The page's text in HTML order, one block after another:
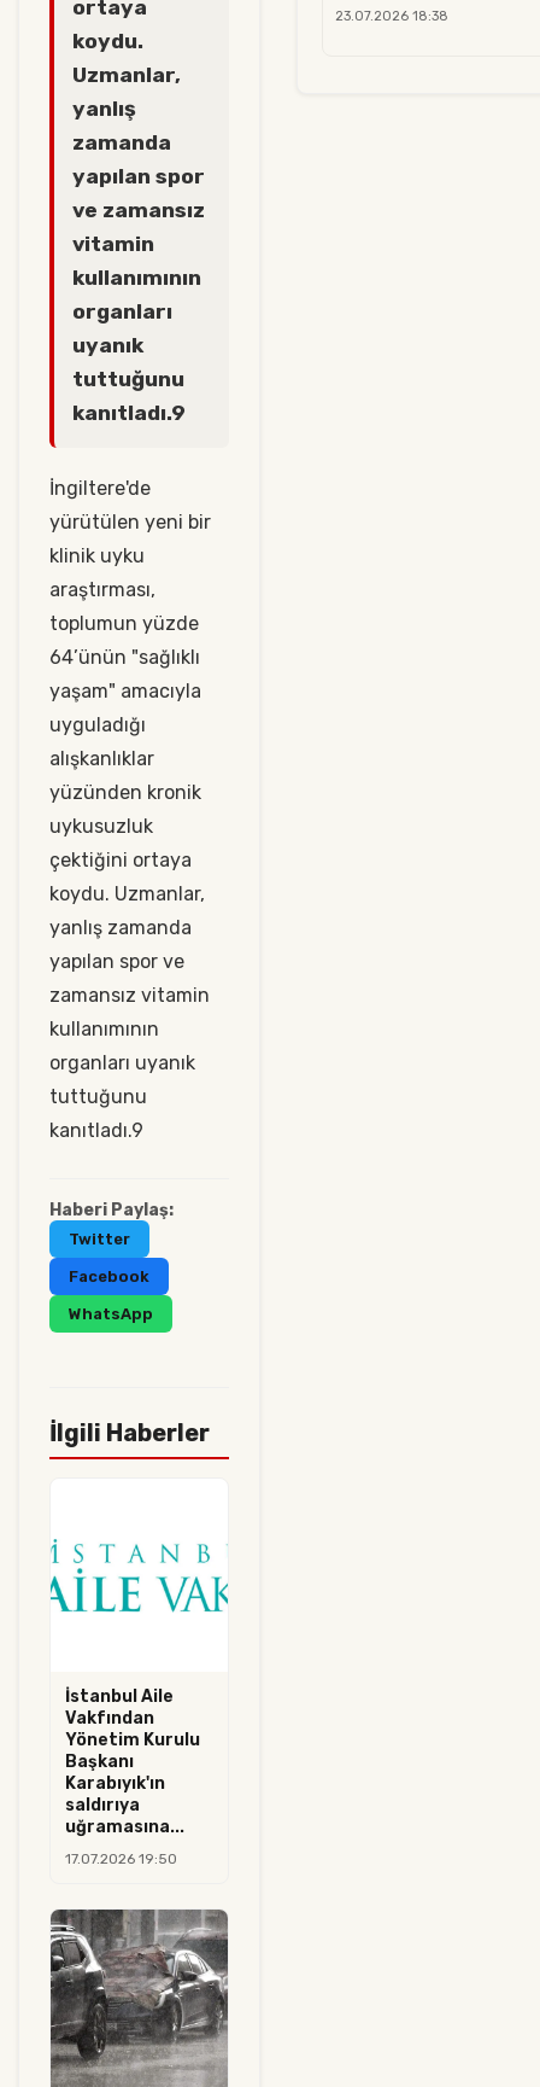
ortaya
koydu.
Uzmanlar,
yanlış
zamanda
yapılan spor
ve zamansız
vitamin
kullanımının
organları
uyanık
tuttuğunu
kanıtladı.9
İngiltere'de
yürütülen yeni bir
klinik uyku
araştırması,
toplumun yüzde
64’ünün "sağlıklı
yaşam" amacıyla
uyguladığı
alışkanlıklar
yüzünden kronik
uykusuzluk
çektiğini ortaya
koydu. Uzmanlar,
yanlış zamanda
yapılan spor ve
zamansız vitamin
kullanımının
organları uyanık
tuttuğunu
kanıtladı.9
Haberi Paylaş:
Twitter
Facebook
WhatsApp
İlgili Haberler
İstanbul Aile
Vakfından
Yönetim Kurulu
Başkanı
Karabıyık'ın
saldırıya
uğramasına...
17.07.2026 19:50
23.07.2026 18:38